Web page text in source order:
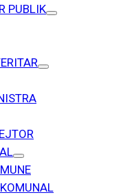
PUBLIK